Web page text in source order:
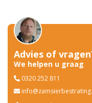
Advies of
We helpen u graag
0320 252 811